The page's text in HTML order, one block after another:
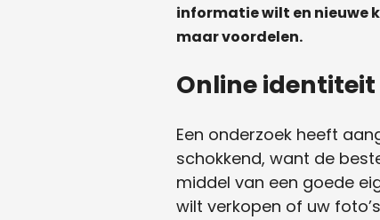
informatie wilt en nieuwe
maar voordelen.
Online identiteit
Een onderzoek heeft
schokkend, want de
middel van een goede
wilt verkopen of uw